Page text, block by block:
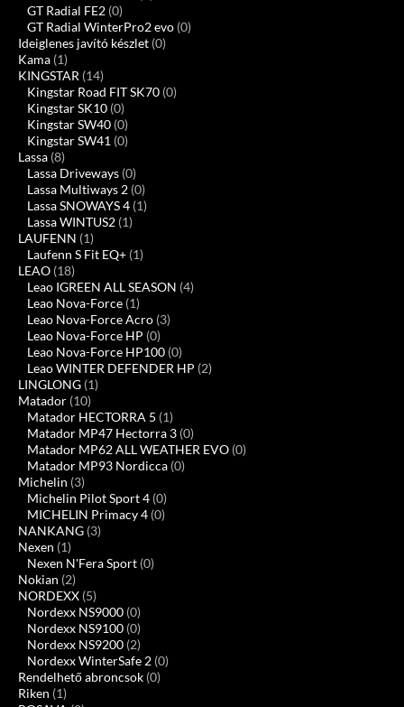
GT Radial FE2 (0)
GT Radial WinterPro2 evo (0)
Ideiglenes javító készlet (0)
Kama (1)
KINGSTAR (14)
Kingstar Road FIT SK70 (0)
Kingstar SK10 (0)
Kingstar SW40 (0)
Kingstar SW41 (0)
Lassa (8)
Lassa Driveways (0)
Lassa Multiways 2 (0)
Lassa SNOWAYS 4 (1)
Lassa WINTUS2 (1)
LAUFENN (1)
Laufenn S Fit EQ+ (1)
LEAO (18)
Leao IGREEN ALL SEASON (4)
Leao Nova-Force (1)
Leao Nova-Force Acro (3)
Leao Nova-Force HP (0)
Leao Nova-Force HP100 (0)
Leao WINTER DEFENDER HP (2)
LINGLONG (1)
Matador (10)
Matador HECTORRA 5 (1)
Matador MP47 Hectorra 3 (0)
Matador MP62 ALL WEATHER EVO (0)
Matador MP93 Nordicca (0)
Michelin (3)
Michelin Pilot Sport 4 (0)
MICHELIN Primacy 4 (0)
NANKANG (3)
Nexen (1)
Nexen N'Fera Sport (0)
Nokian (2)
NORDEXX (5)
Nordexx NS9000 (0)
Nordexx NS9100 (0)
Nordexx NS9200 (2)
Nordexx WinterSafe 2 (0)
Rendelhető abroncsok (0)
Riken (1)